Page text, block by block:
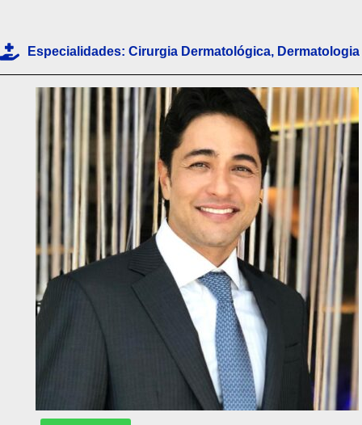
Especialidades: Cirurgia Dermatológica, Dermatologia